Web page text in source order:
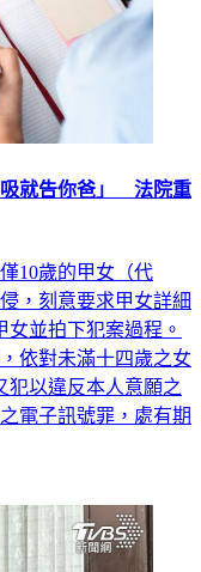
就告你爸」 法院重
10歲的甲女（代
，刻意要求甲女詳細
女並拍下犯案過程。
依對未滿十四歲之女
犯以違反本人意願之
電子訊號罪，處有期